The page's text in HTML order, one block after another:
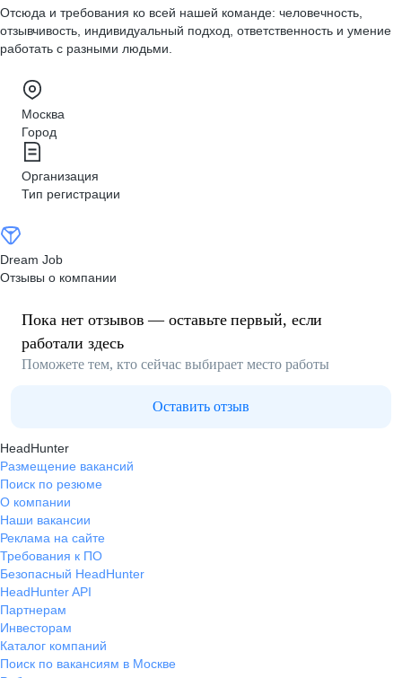
Отсюда и требования ко всей нашей команде: человечность,
отзывчивость, индивидуальный подход, ответственность и умение
работать с разными людьми.
Москва
Город
Организация
Тип регистрации
Dream Job
Отзывы о компании
Пока нет отзывов — оставьте первый, если
работали здесь
Поможете тем, кто сейчас выбирает место работы
Оставить отзыв
HeadHunter
Размещение вакансий
Поиск по резюме
О компании
Наши вакансии
Реклама на сайте
Требования к ПО
Безопасный HeadHunter
HeadHunter API
Партнерам
Инвесторам
Каталог компаний
Поиск по вакансиям в Москве